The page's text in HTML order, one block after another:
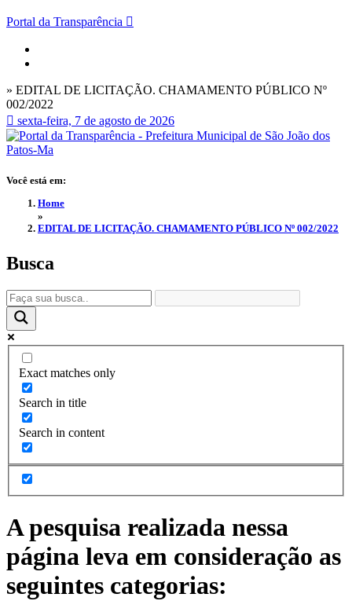
Portal da Transparência
» EDITAL DE LICITAÇÃO. CHAMAMENTO PÚBLICO Nº
002/2022
sexta-feira, 7 de agosto de 2026
Você está em:
Home
»
EDITAL DE LICITAÇÃO. CHAMAMENTO PÚBLICO Nº 002/2022
Busca
Exact matches only
Search in title
Search in content
A pesquisa realizada nessa
página leva em consideração as
seguintes categorias: